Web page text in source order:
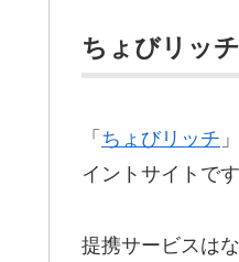
ちょびリッ
「ちょびリッチ
イントサイトです
提携サービスは